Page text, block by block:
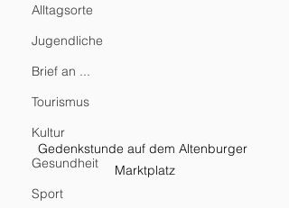
Alltagsorte
Jugendliche
Brief an ...
Tourismus
Kultur
Gesundheit
Sport
Gedenkstunde auf dem Altenburger
Marktplatz